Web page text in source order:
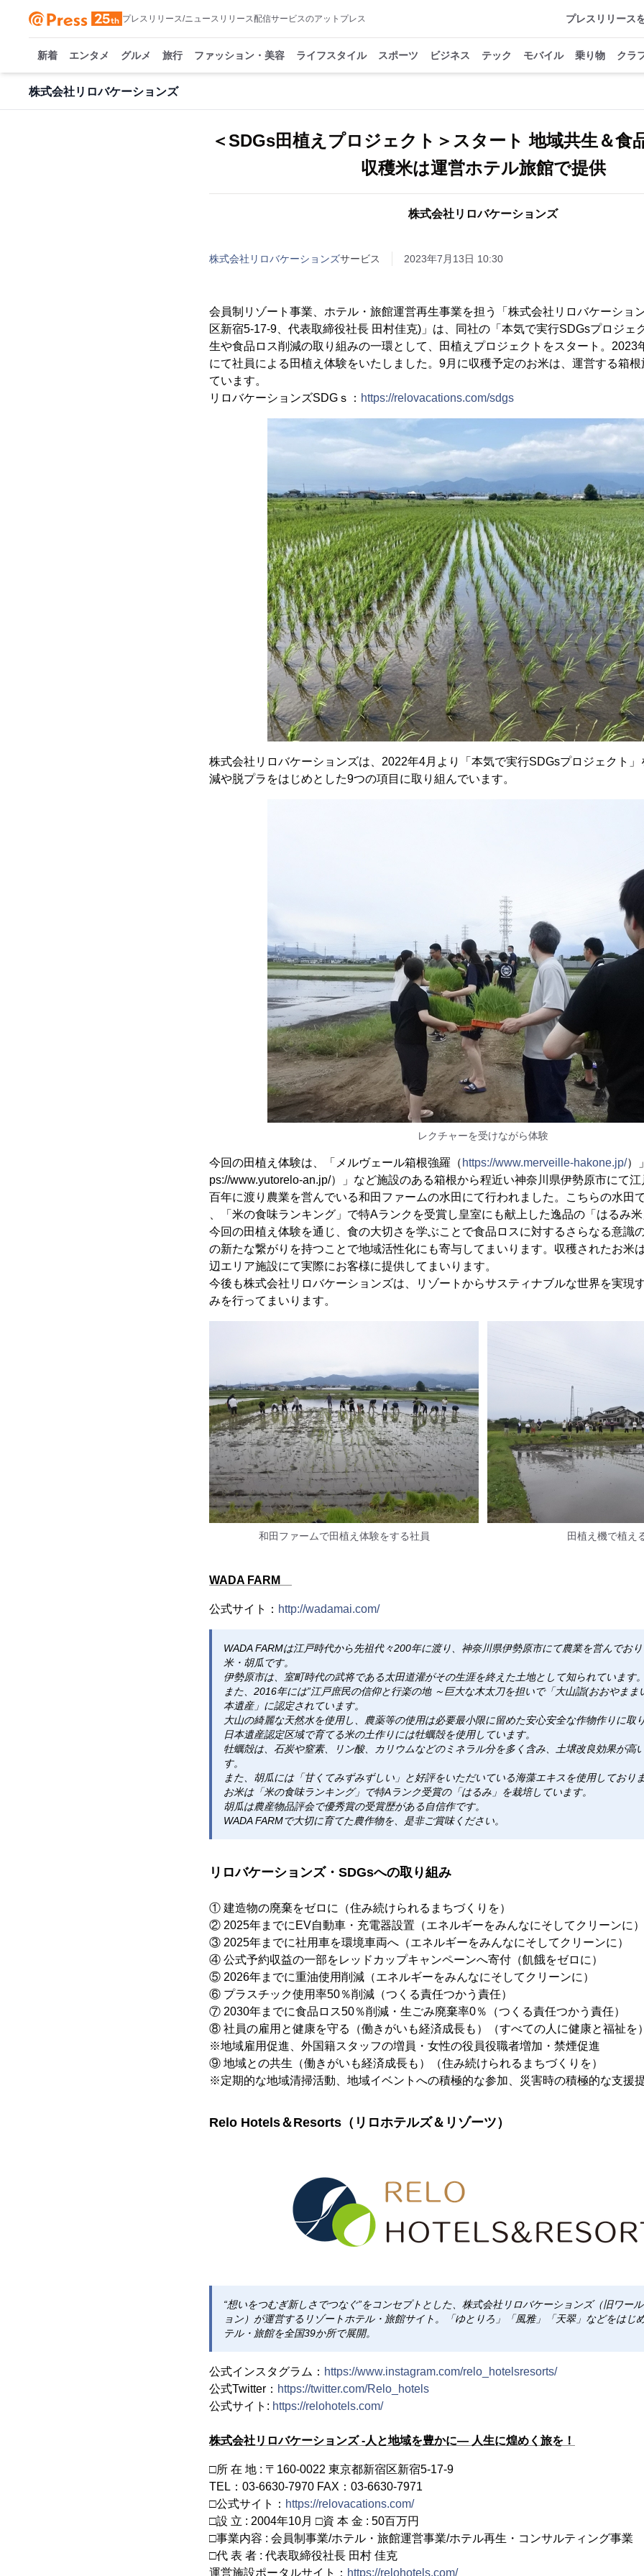
プレスリリース/ニュースリリース配信サービスのアットプレス プレスリリース
新着 エンタメ グルメ 旅行 ファッション・美容 ライフスタイル スポーツ ビジネス テック モバイル 乗り物 クラ
株式会社リロバケーションズ
＜SDGs田植えプロジェクト＞スタート 地域共生＆食
収穫米は運営ホテル旅館で提供
株式会社リロバケーションズ
株式会社リロバケーションズサービス 2023年7月13日 10:30
会員制リゾート事業、ホテル・旅館運営再生事業を担う「株式会社リロバケーショ
区新宿5-17-9、代表取締役社長 田村佳克)」は、同社の「本気で実行SDGsプロジェ
生や食品ロス削減の取り組みの一環として、田植えプロジェクトをスタート。2023
にて社員による田植え体験をいたしました。9月に収穫予定のお米は、運営する箱
ています。
リロバケーションズSDGｓ： https://relovacations.com/sdgs
株式会社リロバケーションズは、2022年4月より「本気で実行SDGsプロジェクト
減や脱プラをはじめとした9つの項目に取り組んでいます。
レクチャーを受けながら体験
今回の田植え体験は、「メルヴェール箱根強羅（ https://www.merveille-hakone.jp/）
ps://www.yutorelo-an.jp/）」など施設のある箱根から程近い神奈川県伊勢原市にて
百年に渡り農業を営んでいる和田ファームの水田にて行われました。こちらの水田
、「米の食味ランキング」で特Aランクを受賞し皇室にも献上した逸品の「はるみ
今回の田植え体験を通じ、食の大切さを学ぶことで食品ロスに対するさらなる意識
の新たな繋がりを持つことで地域活性化にも寄与してまいります。収穫されたお米
辺エリア施設にて実際にお客様に提供してまいります。
今後も株式会社リロバケーションズは、リゾートからサスティナブルな世界を実現
みを行ってまいります。
和田ファームで田植え体験をする社員 田植え機で植え
WADA FARM
公式サイト： http://wadamai.com/
WADA FARMは江戸時代から先祖代々200年に渡り、神奈川県伊勢原市にて農業を営んでお
米・胡瓜です。
伊勢原市は、室町時代の武将である太田道灌がその生涯を終えた土地として知られています
また、2016年には”江戸庶民の信仰と行楽の地 ～巨大な木太刀を担いで「大山詣(おおやまま
本遺産」に認定されています。
大山の綺麗な天然水を使用し、農薬等の使用は必要最小限に留めた安心安全な作物作りに取
日本遺産認定区域で育てる米の土作りには牡蠣殻を使用しています。
牡蠣殻は、石炭や窒素、リン酸、カリウムなどのミネラル分を多く含み、土壌改良効果が高
す。
また、胡瓜には「甘くてみずみずしい」と好評をいただいている海藻エキスを使用しており
お米は「米の食味ランキング」で特Aランク受賞の「はるみ」を栽培しています。
胡瓜は農産物品評会で優秀賞の受賞歴がある自信作です。
WADA FARMで大切に育てた農作物を、是非ご賞味ください。
リロバケーションズ・SDGsへの取り組み
① 建造物の廃棄をゼロに（住み続けられるまちづくりを）
② 2025年までにEV自動車・充電器設置（エネルギーをみんなにそしてクリーンに）
③ 2025年までに社用車を環境車両へ（エネルギーをみんなにそしてクリーンに）
④ 公式予約収益の一部をレッドカップキャンペーンへ寄付（飢餓をゼロに）
⑤ 2026年までに重油使用削減（エネルギーをみんなにそしてクリーンに）
⑥ プラスチック使用率50％削減（つくる責任つかう責任）
⑦ 2030年までに食品ロス50％削減・生ごみ廃棄率0％（つくる責任つかう責任）
⑧ 社員の雇用と健康を守る（働きがいも経済成長も）（すべての人に健康と福祉を
※地域雇用促進、外国籍スタッフの増員・女性の役員役職者増加・禁煙促進
⑨ 地域との共生（働きがいも経済成長も）（住み続けられるまちづくりを）
※定期的な地域清掃活動、地域イベントへの積極的な参加、災害時の積極的な支援
Relo Hotels＆Resorts（リロホテルズ＆リゾーツ）
“想いをつむぎ新しさでつなぐ”をコンセプトとした、株式会社リロバケーションズ（旧ワー
ョン）が運営するリゾートホテル・旅館サイト。「ゆとりろ」「風雅」「天翠」などをはじ
テル・旅館を全国39か所で展開。
公式インスタグラム： https://www.instagram.com/relo_hotelsresorts/
公式Twitter： https://twitter.com/Relo_hotels
公式サイト: https://relohotels.com/
株式会社リロバケーションズ -人と地域を豊かに― 人生に煌めく旅を！
□所 在 地 : 〒160-0022 東京都新宿区新宿5-17-9
TEL：03-6630-7970 FAX：03-6630-7971
□公式サイト： https://relovacations.com/
□設 立 : 2004年10月 □資 本 金 : 50百万円
□事業内容 : 会員制事業/ホテル・旅館運営事業/ホテル再生・コンサルティング事業
□代 表 者 : 代表取締役社長 田村 佳克
運営施設ポータルサイト： https://relohotels.com/